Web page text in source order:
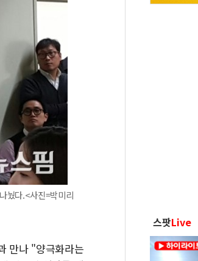
눴다.<사진=박미리
만나 "양극화라는
스팟Live